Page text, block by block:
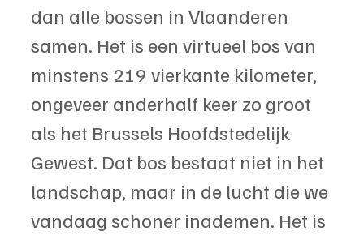
dan alle bossen in Vlaanderen
samen. Het is een virtueel bos van
minstens 219 vierkante kilometer,
ongeveer anderhalf keer zo groot
als het Brussels Hoofdstedelijk
Gewest. Dat bos bestaat niet in het
landschap, maar in de lucht die we
vandaag schoner inademen. Het is